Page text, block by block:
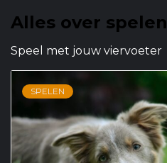
Alles over spelen
Speel met jouw viervoeter
SPELEN